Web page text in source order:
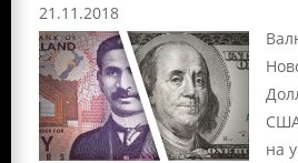
21.11.2018
США
на